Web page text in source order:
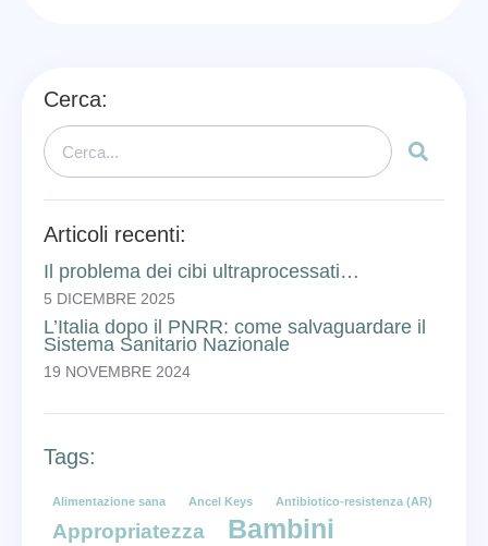
Cerca:
Articoli recenti:
Il problema dei cibi ultraprocessati…
5 DICEMBRE 2025
L’Italia dopo il PNRR: come salvaguardare il
Sistema Sanitario Nazionale
19 NOVEMBRE 2024
Tags:
Alimentazione sana Ancel Keys Antibiotico-resistenza (AR)
Appropriatezza Bambini